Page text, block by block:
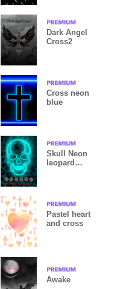
Dark Angel
Cross2
Cross neon
blue
Skull Neon
leopard
Pastel heart
and cross
Awake